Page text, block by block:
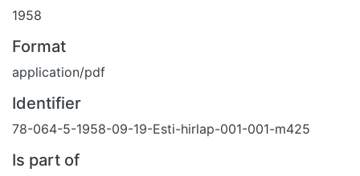
1958
Format
application/pdf
Identifier
78-064-5-1958-09-19-Esti-hirlap-001-001-m425
Is part of